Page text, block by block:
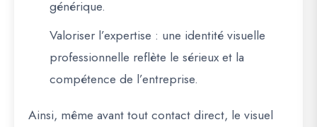
générique.
Valoriser l’expertise : une identité visuelle
professionnelle reflète le sérieux et la
compétence de l’entreprise.
Ainsi, même avant tout contact direct, le visuel